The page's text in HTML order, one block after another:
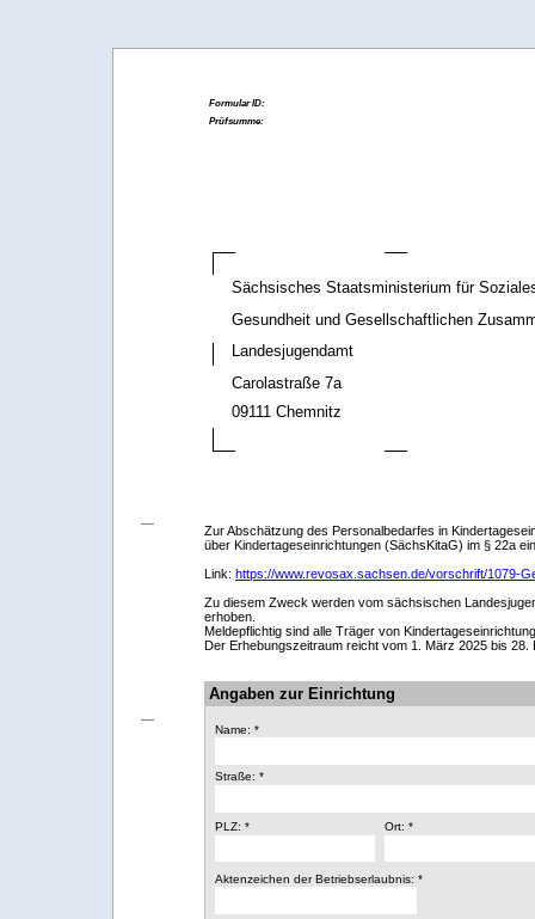
Zur Abschätzung des Personalbedarfes in
über Kindertageseinrichtungen (SächsKitaG) im § 22a
Link: https://www.revosax.sachsen.de/vorschrift/1079-
Zu diesem Zweck werden vom sächsischen
erhoben.
Meldepflichtig sind alle Träger von
Der Erhebungszeitraum reicht vom 1. März 2025 bis 28.
Angaben zur Einrichtung
Straße: *
Aktenzeichen der Betriebserlaubnis: *
Name: *
PLZ: * Ort: *
Sächsisches Staatsministerium für
Gesundheit und Gesellschaftlichen
Landesjugendamt
Carolastraße 7a
09111 Chemnitz